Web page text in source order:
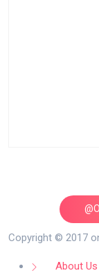
Copyright © 2017
About Us